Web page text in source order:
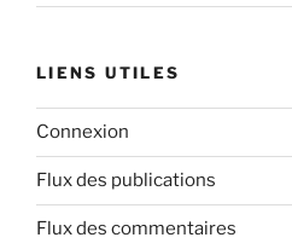
LIENS UTILES
Connexion
Flux des publications
Flux des commentaires